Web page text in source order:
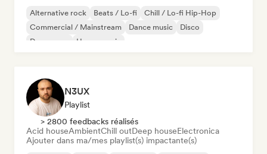
Alternative rock Beats / Lo-fi
Chill / Lo-fi Hip-Hop
Commercial / Mainstream
Dance music
Disco
Dream pop
House music
N3UX
Playlist
> 2800 feedbacks réalisés
Acid houseAmbientChill outDeep houseElectronica
Ajouter dans ma/mes playlist(s) impactante(s)